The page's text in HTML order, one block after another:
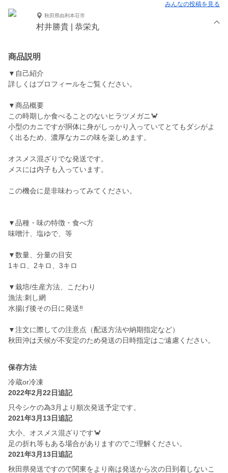
みんなの投稿を見る
秋田県由利本荘市
村井勝貴 | 恭栄丸
商品説明
▼自己紹介
詳しくはプロフィールをご覧ください。
▼商品概要
この時期しか食べることのないヒラツメガニ🦀
小型のカニですが胴体に身がしっかり入っていてとてもダシがよ
く出るため、濃厚なカニの味を楽しめます。
オスメス混ざりでな発送です。
メスには内子も入っています。
この機会に是非味わってみてください。
▼品種・味の特徴・食べ方
味噌汁、塩ゆで、等
▼数量、分量の目安
1キロ、2キロ、3キロ
▼栽培/生産方法、こだわり
漁法:刺し網
水揚げ後その日に発送‼️
▼注文に際しての注意点（配送方法や納期指定など）
保存方法
冷蔵or冷凍
2022年2月22日追記
只今シケの為3月より順次発送予定です。
2021年3月13日追記
大小、オスメス混ざりです🦀
足の折れ等もある場合がありますのでご理解ください。
2021年3月13日追記
秋田県発送ですので関東をより南は発送から次の日到着しないこ